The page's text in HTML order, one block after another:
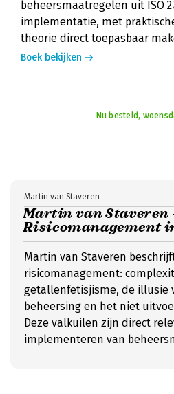
beheersmaatregelen uit ISO
implementatie, met
theorie direct toepasbaar
Boek bekijken
Nu besteld,
Martin van Staveren
Risicomanagement
Martin van Staveren
Martin van Staveren
risicomanagement:
getallenfetisjisme, de illusie
beheersing en het niet
Deze valkuilen zijn direct
implementeren van